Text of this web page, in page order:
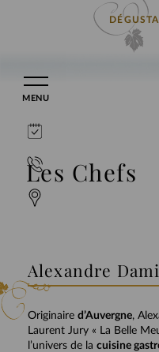
au
contenu
MENU
Les Chefs
Alexandre
Originaire d’Auvergne,
Laurent Jury « La Belle
l’univers de la cuisine